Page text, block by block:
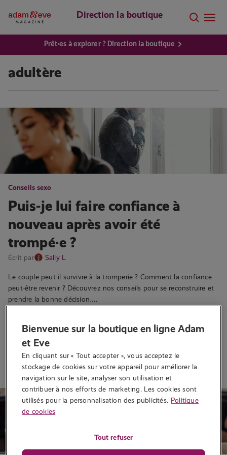
Direction la boutique
Prêt·es à explorer ? Direction la boutique
adultère
Conseils sexo
Puis-je lui faire confiance à
nouveau après avoir été
trompé·e ?
Écrit par Sally L
Le couple peut-il survivre à la tromperie ? Comment la confiance
peut-être revenir ? Découvrez nos conseils pour se reconstruire et
prendre la bonne décision….
Lire la suite
Bienvenue sur la boutique en ligne Adam
et Eve
En cliquant sur « Tout accepter », vous acceptez le
stockage de cookies sur votre appareil pour améliorer la
navigation sur le site, analyser son utilisation et
contribuer à nos efforts de marketing. Les cookies sont
utilisés pour la personnalisation des publicités. Politique
de cookies
Tout refuser